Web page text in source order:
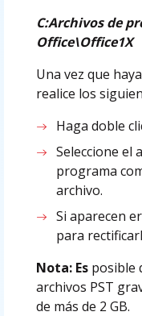
C:Archivos de
Office\Office1X
Una vez que
realice los
Haga doble
Seleccione el
programa
archivo.
Si aparecen
para
Nota: Es posible
archivos PST
de más de 2 GB.